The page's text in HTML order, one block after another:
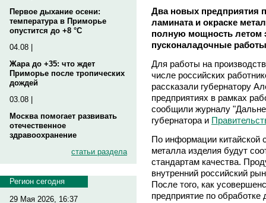
Первое дыхание осени:
температура в Приморье
опустится до +8 °C
04.08 |
Жара до +35: что ждет
Приморье после тропических
дождей
03.08 |
Москва помогает развивать
отечественное
здравоохранение
статьи раздела
Регион сегодня
29 Мая 2026, 16:37
Два новых предприятия
ламината и окраске
полную мощность летом
пусконаладочные
Для работы на
числе российских
рассказали губернатору
предприятиях в рамках
сообщили журналу
губернатора и
По информации китайской
металла изделия будут
стандартам качества.
внутренний российский
После того, как
предприятие по обработке